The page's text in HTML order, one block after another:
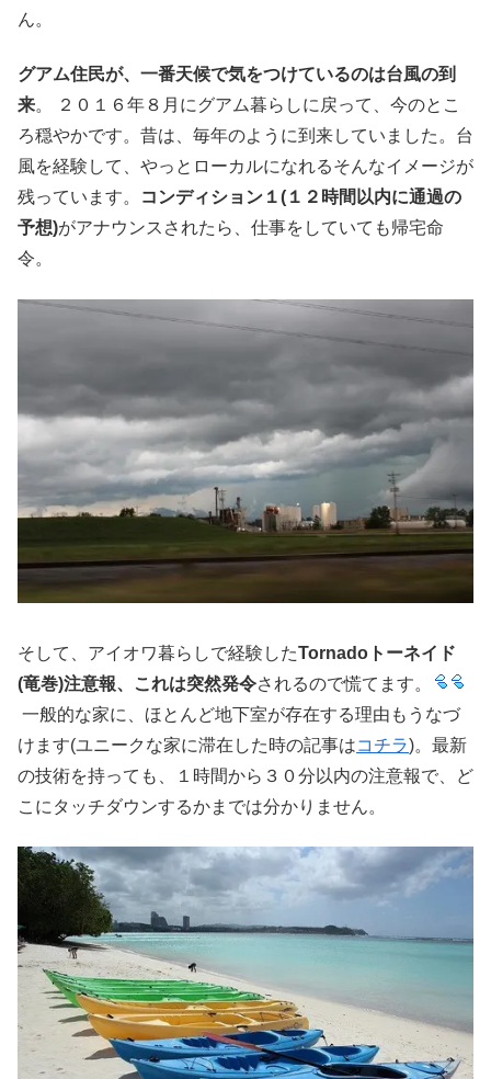
ん。
グアム住民が、一番天候で気をつけているのは台風の到
来。 ２０１６年８月にグアム暮らしに戻って、今のとこ
ろ穏やかです。昔は、毎年のように到来していました。台
風を経験して、やっとローカルになれるそんなイメージが
残っています。
コンディション１(１２時間以内に通過の
予想)がアナウンスされたら、仕事をしていても帰宅命
令。
そして、アイオワ暮らしで経験したTornadoトーネイド
(竜巻)注意報、これは突然発令されるので慌てます。
一般的な家に、ほとんど地下室が存在する理由もうなづ
けます(ユニークな家に滞在した時の記事はコチラ)。 最新
の技術を持っても、１時間から３０分以内の注意報で、ど
こにタッチダウンするかまでは分かりません。